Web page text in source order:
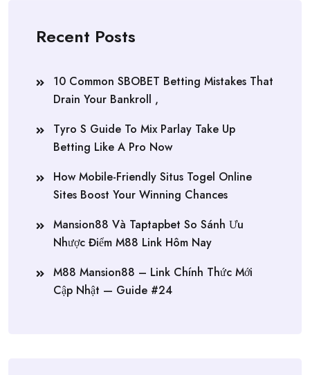
Recent Posts
10 Common SBOBET Betting Mistakes That
Drain Your Bankroll ,
Tyro S Guide To Mix Parlay Take Up
Betting Like A Pro Now
How Mobile-Friendly Situs Togel Online
Sites Boost Your Winning Chances
Mansion88 Và Taptapbet So Sánh Ưu
Nhược Điểm M88 Link Hôm Nay
M88 Mansion88 – Link Chính Thức Mới
Cập Nhật — Guide #24